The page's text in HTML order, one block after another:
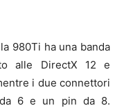
980Ti ha una banda
alle DirectX 12 e
i due connettori
da 6 e un pin da 8.